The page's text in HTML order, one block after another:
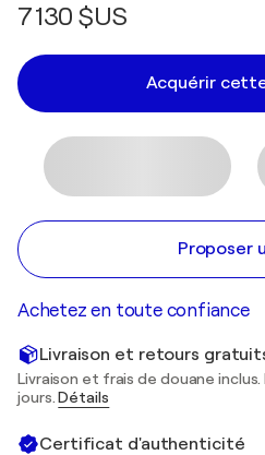
7 130 $US
Acquérir
Proposer
Achetez en toute confiance
Livraison et retours
Livraison et frais de douane
jours.Détails
Certificat d'authenticité